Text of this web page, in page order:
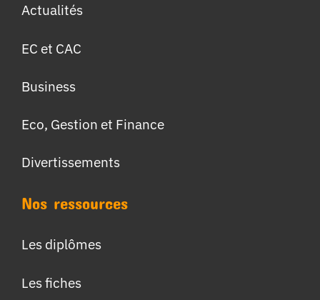
Actualités
EC et CAC
Business
Eco, Gestion et Finance
Divertissements
Nos ressources
Les diplômes
Les fiches